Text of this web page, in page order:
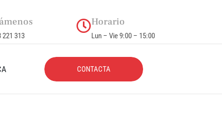
221 313
Horario
Lun – Vie 9:00 – 15:00
CONTACTA